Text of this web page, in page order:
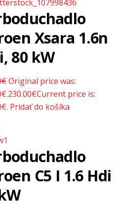
Xsara 1.6n
80 kW
€ Original price was:
230.00€Current price is:
Pridať do košíka
C5 I 1.6 Hdi